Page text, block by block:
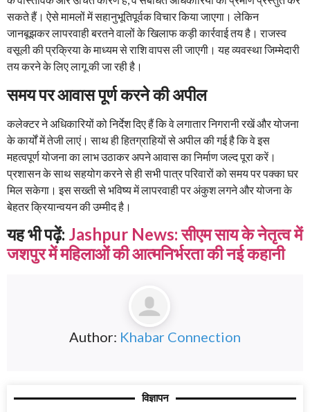
सकते हैं। ऐसे मामलों में सहानुभूतिपूर्वक विचार किया जाएगा। लेकिन
जानबूझकर लापरवाही बरतने वालों के खिलाफ कड़ी कार्रवाई तय है। राजस्व
वसूली की प्रक्रिया के माध्यम से राशि वापस ली जाएगी। यह व्यवस्था जिम्मेदारी
तय करने के लिए लागू की जा रही है।
समय पर आवास पूर्ण करने की अपील
कलेक्टर ने अधिकारियों को निर्देश दिए हैं कि वे लगातार निगरानी रखें और योजना
के कार्यों में तेजी लाएं। साथ ही हितग्राहियों से अपील की गई है कि वे इस
महत्वपूर्ण योजना का लाभ उठाकर अपने आवास का निर्माण जल्द पूरा करें।
प्रशासन के साथ सहयोग करने से ही सभी पात्र परिवारों को समय पर पक्का घर
मिल सकेगा। इस सख्ती से भविष्य में लापरवाही पर अंकुश लगने और योजना के
बेहतर क्रियान्वयन की उम्मीद है।
यह भी पढ़ें: Jashpur News: सीएम साय के नेतृत्व में
जशपुर में महिलाओं की आत्मनिर्भरता की नई कहानी
Author: Khabar Connection
विज्ञापन